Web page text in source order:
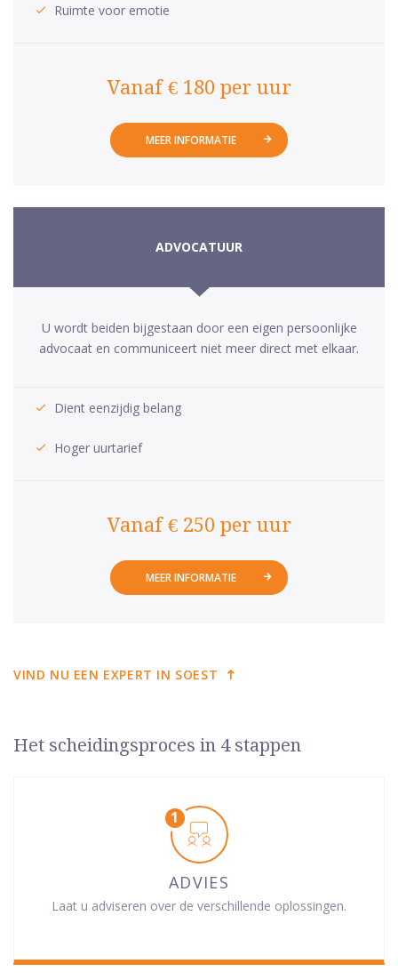
Ruimte voor emotie
Vanaf € 180 per uur
MEER INFORMATIE
ADVOCATUUR
U wordt beiden bijgestaan door een eigen persoonlijke
advocaat en communiceert niet meer direct met elkaar.
Dient eenzijdig belang
Hoger uurtarief
Vanaf € 250 per uur
MEER INFORMATIE
VIND NU EEN EXPERT IN SOEST
Het scheidingsproces in 4 stappen
ADVIES
Laat u adviseren over de verschillende oplossingen.